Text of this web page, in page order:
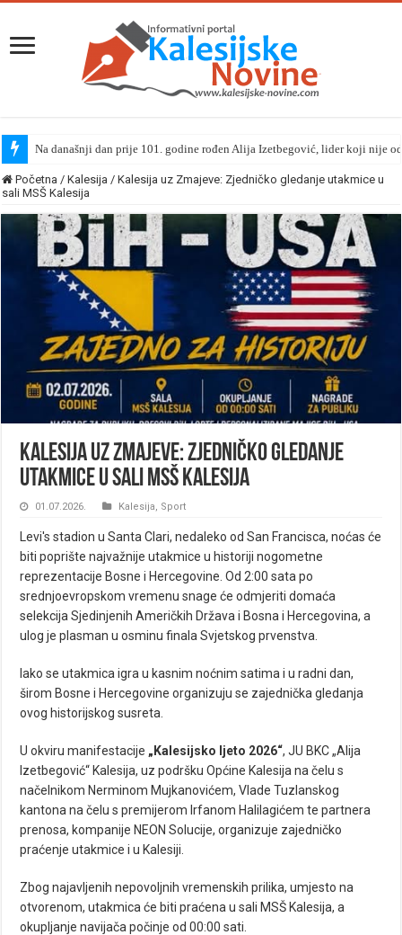
Na današnji dan prije 101. godine rođen Alija Izetbegović, lider koji nije
Početna / Kalesija / Kalesija uz Zmajeve: Zjedničko gledanje utakmice u
sali MSŠ Kalesija
Kalesija uz Zmajeve: Zjedničko gledanje
utakmice u sali MSŠ Kalesija
01.07.2026. Kalesija Sport
Levi's stadion u Santa Clari, nedaleko od San Francisca, noćas će
biti poprište najvažnije utakmice u historiji nogometne
reprezentacije Bosne i Hercegovine. Od 2:00 sata po
srednjoevropskom vremenu snage će odmjeriti domaća
selekcija Sjedinjenih Američkih Država i Bosna i Hercegovina, a
ulog je plasman u osminu finala Svjetskog prvenstva.
Iako se utakmica igra u kasnim noćnim satima i u radni dan,
širom Bosne i Hercegovine organizuju se zajednička gledanja
ovog historijskog susreta.
U okviru manifestacije „Kalesijsko ljeto 2026“, JU BKC „Alija
Izetbegović“ Kalesija, uz podršku Općine Kalesija na čelu s
načelnikom Nerminom Mujkanovićem, Vlade Tuzlanskog
kantona na čelu s premijerom Irfanom Halilagićem te partnera
prenosa, kompanije NEON Solucije, organizuje zajedničko
praćenje utakmice i u Kalesiji.
Zbog najavljenih nepovoljnih vremenskih prilika, umjesto na
otvorenom, utakmica će biti praćena u sali MSŠ Kalesija, a
okupljanje navijača počinje od 00:00 sati.